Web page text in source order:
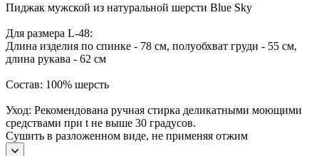
Пиджак мужской из натуральной шерсти Blue Sky
Для размера L-48:
Длина изделия по спинке - 78 см, полуобхват груди - 55 см,
длина рукава - 62 см
Состав: 100% шерсть
Уход: Рекомендована ручная стирка деликатными моющими
средствами при t не выше 30 градусов.
Сушить в разложенном виде, не применяя отжим